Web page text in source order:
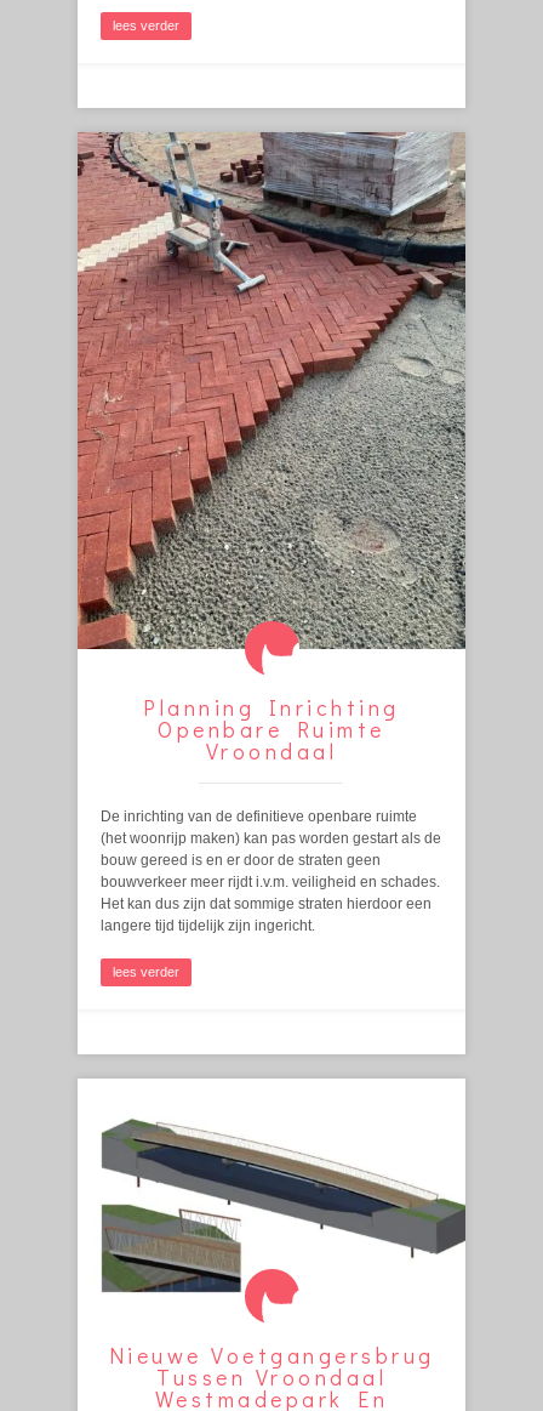
lees verder
Planning Inrichting
Openbare Ruimte
Vroondaal
De inrichting van de definitieve openbare ruimte
(het woonrijp maken) kan pas worden gestart als de
bouw gereed is en er door de straten geen
bouwverkeer meer rijdt i.v.m. veiligheid en schades.
Het kan dus zijn dat sommige straten hierdoor een
langere tijd tijdelijk zijn ingericht.
lees verder
Nieuwe Voetgangersbrug
Tussen Vroondaal
Westmadepark En